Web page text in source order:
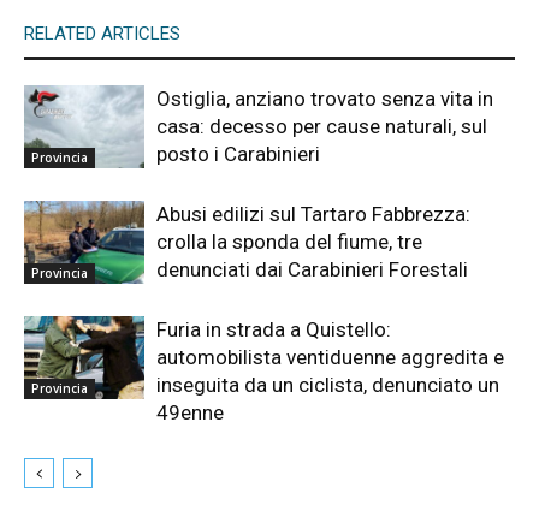
RELATED ARTICLES
Provincia
Ostiglia, anziano trovato senza vita in
casa: decesso per cause naturali, sul
posto i Carabinieri
Provincia
Abusi edilizi sul Tartaro Fabbrezza:
crolla la sponda del fiume, tre
denunciati dai Carabinieri Forestali
Provincia
Furia in strada a Quistello:
automobilista ventiduenne aggredita e
inseguita da un ciclista, denunciato un
49enne